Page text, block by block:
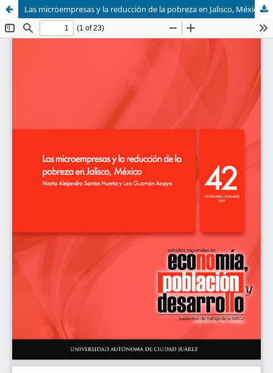
Las microempresas y la reducción de la pobreza en Jalisco, México